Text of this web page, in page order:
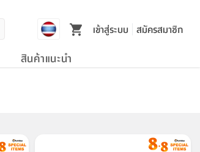
เข้าสู่ระบบ สมัครสมาชิก
สินค้าแนะนำ